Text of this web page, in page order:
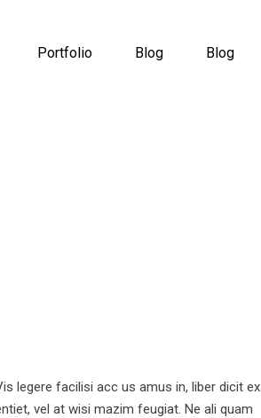
Portfolio Blog Blog
legere facilisi acc us amus in, liber dicit ex
vel at wisi mazim feugiat. Ne ali quam